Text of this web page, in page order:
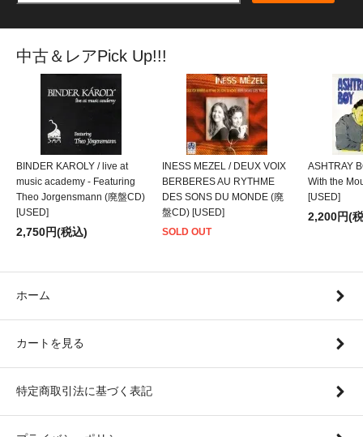
中古＆レアPick Up!!!
BINDER KAROLY / live at
music academy - Featuring
Theo Jorgensmann (廃盤CD)
[USED]
2,750円(税込)
INESS MEZEL / DEUX VOIX
BERBERES AU RYTHME
DES SONS DU MONDE (廃
盤CD) [USED]
SOLD OUT
ASHTRAY
With the
[USED]
2,200円(
ホーム
カートを見る
特定商取引法に基づく表記